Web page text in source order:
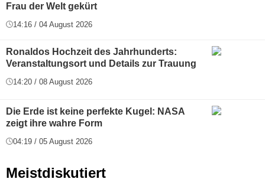
Frau der Welt gekürt
14:16 / 04 August 2026
Ronaldos Hochzeit des Jahrhunderts:
Veranstaltungsort und Details zur Trauung
14:20 / 08 August 2026
Die Erde ist keine perfekte Kugel: NASA
zeigt ihre wahre Form
04:19 / 05 August 2026
Meistdiskutiert